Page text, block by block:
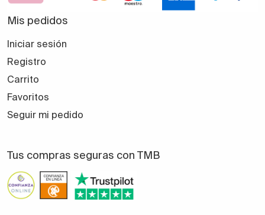
Mis pedidos
Iniciar sesión
Registro
Carrito
Favoritos
Seguir mi pedido
Tus compras seguras con TMB